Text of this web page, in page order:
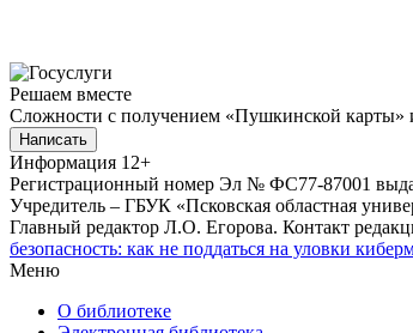
Решаем вместе
Сложности с получением «Пушкинской карты»
Написать
Информация 12+
Регистрационный номер Эл № ФС77-87001
Учредитель – ГБУК «Псковская областная
Главный редактор Л.О. Егорова. Контакт
безопасность: как не поддаться на уловки
Меню
О библиотеке